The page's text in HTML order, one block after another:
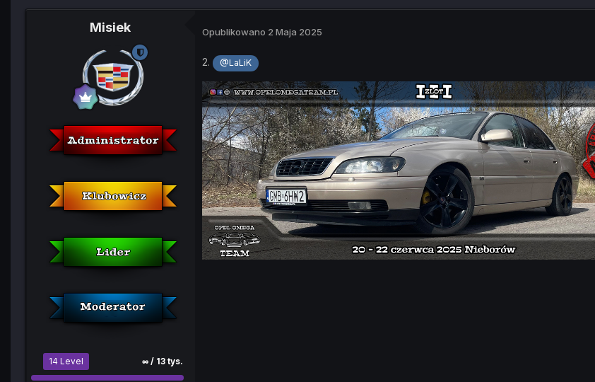
Misiek
14 Level ∞ / 13 tys.
Opublikowano 2 Maja 2025
2. @LaLiK